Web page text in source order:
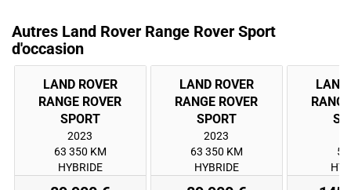
Autres Land Rover Range Rover Sport
d'occasion
LAND ROVER
RANGE ROVER
SPORT
2023
63 350 KM
HYBRIDE
LAND ROVER
RANGE ROVER
SPORT
2023
63 350 KM
HYBRIDE
LAND